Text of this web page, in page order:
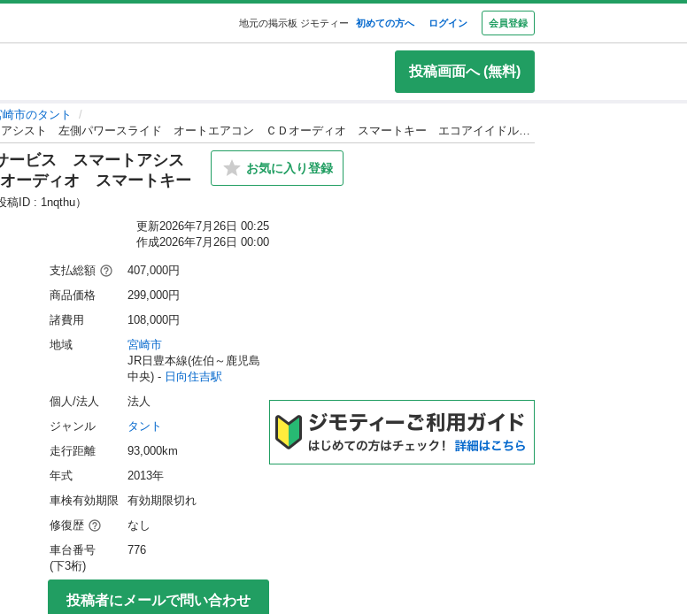
地元の掲示板 ジモティー 初めての方へ ログイン 会員登録
投稿画面へ (無料)
崎市のタント
ダイハツ タント Ｘ ＳＡ★1年保証★ロードサービス スマートアシスト 左側パワースライド オートエアコン ＣＤオーディオ スマートキー エコアイイドル オートライト ドアバイザー
ビス スマートアシス
ーディオ スマートキー
稿ID : 1nqthu）
お気に入り登録
更新2026年7月26日 00:25
作成2026年7月26日 00:00
支払総額
407,000円
商品価格
299,000円
諸費用
108,000円
地域
宮崎市
JR日豊本線(佐伯～鹿児島
中央) - 日向住吉駅
個人/法人
法人
ジャンル
タント
走行距離
93,000km
年式
2013年
車検有効期限
有効期限切れ
修復歴
なし
車台番号
(下3桁)
776
投稿者にメールで問い合わせ